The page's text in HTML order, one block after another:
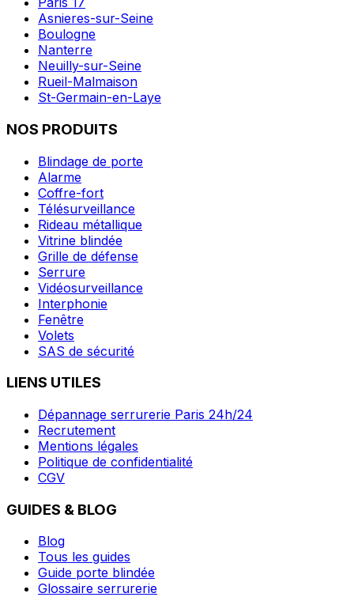
Asnieres-sur-Seine
Boulogne
Nanterre
Neuilly-sur-Seine
Rueil-Malmaison
St-Germain-en-Laye
NOS PRODUITS
Blindage de porte
Alarme
Coffre-fort
Télésurveillance
Rideau métallique
Vitrine blindée
Grille de défense
Serrure
Vidéosurveillance
Interphonie
Fenêtre
Volets
SAS de sécurité
LIENS UTILES
Dépannage serrurerie Paris 24h/24
Recrutement
Mentions légales
Politique de confidentialité
CGV
GUIDES & BLOG
Blog
Tous les guides
Guide porte blindée
Glossaire serrurerie